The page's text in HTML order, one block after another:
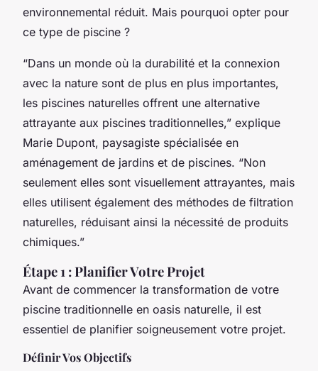
environnemental réduit. Mais pourquoi opter pour
ce type de piscine ?
“Dans un monde où la durabilité et la connexion
avec la nature sont de plus en plus importantes,
les piscines naturelles offrent une alternative
attrayante aux piscines traditionnelles,” explique
Marie Dupont, paysagiste spécialisée en
aménagement de jardins et de piscines. “Non
seulement elles sont visuellement attrayantes, mais
elles utilisent également des méthodes de filtration
naturelles, réduisant ainsi la nécessité de produits
chimiques.”
Étape 1 : Planifier Votre Projet
Avant de commencer la transformation de votre
piscine traditionnelle en oasis naturelle, il est
essentiel de planifier soigneusement votre projet.
Définir Vos Objectifs